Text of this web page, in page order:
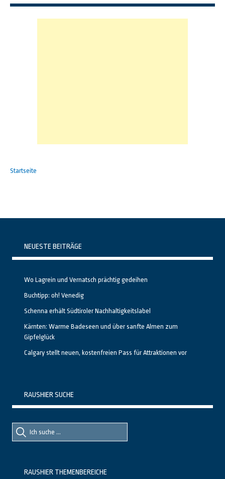
Startseite
NEUESTE BEITRÄGE
Wo Lagrein und Vernatsch prächtig gedeihen
Buchtipp: oh! Venedig
Schenna erhält Südtiroler Nachhaltigkeitslabel
Kärnten: Warme Badeseen und über sanfte Almen zum
Gipfelglück
Calgary stellt neuen, kostenfreien Pass für Attraktionen vor
RAUSHIER SUCHE
Suche
nach::
Suche
nach:
RAUSHIER THEMENBEREICHE